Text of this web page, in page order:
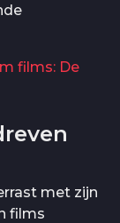
films: De
met zijn
films